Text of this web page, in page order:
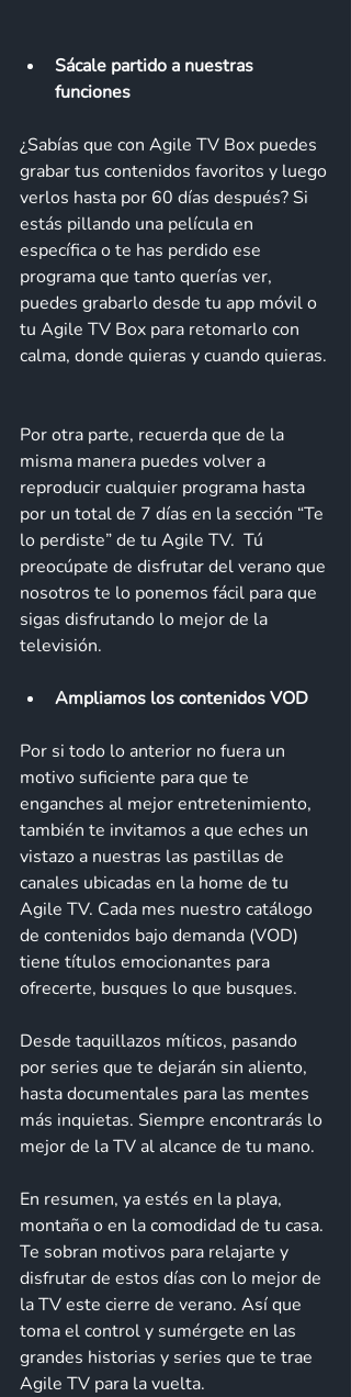
Sácale partido a nuestras
funciones
¿Sabías que con Agile TV Box puedes
grabar tus contenidos favoritos y luego
verlos hasta por 60 días después? Si
estás pillando una película en
específica o te has perdido ese
programa que tanto querías ver,
puedes grabarlo desde tu app móvil o
tu Agile TV Box para retomarlo con
calma, donde quieras y cuando quieras.
Por otra parte, recuerda que de la
misma manera puedes volver a
reproducir cualquier programa hasta
por un total de 7 días en la sección “Te
lo perdiste” de tu Agile TV.  Tú
preocúpate de disfrutar del verano que
nosotros te lo ponemos fácil para que
sigas disfrutando lo mejor de la
televisión.
Ampliamos los contenidos VOD
Por si todo lo anterior no fuera un
motivo suficiente para que te
enganches al mejor entretenimiento,
también te invitamos a que eches un
vistazo a nuestras las pastillas de
canales ubicadas en la home de tu
Agile TV. Cada mes nuestro catálogo
de contenidos bajo demanda (VOD)
tiene títulos emocionantes para
ofrecerte, busques lo que busques.
Desde taquillazos míticos, pasando
por series que te dejarán sin aliento,
hasta documentales para las mentes
más inquietas. Siempre encontrarás lo
mejor de la TV al alcance de tu mano.
En resumen, ya estés en la playa,
montaña o en la comodidad de tu casa.
Te sobran motivos para relajarte y
disfrutar de estos días con lo mejor de
la TV este cierre de verano. Así que
toma el control y sumérgete en las
grandes historias y series que te trae
Agile TV para la vuelta.